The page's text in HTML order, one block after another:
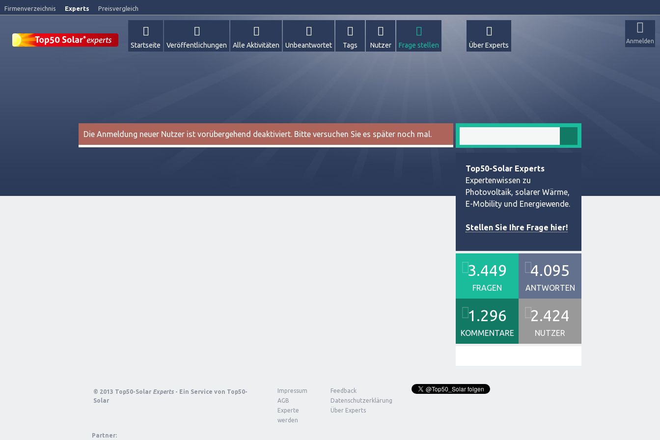
Firmenverzeichnis Experts Preisvergleich
Anmelden
Startseite Veröffentlichungen Alle Aktivitäten Unbeantwortet Tags Nutzer Frage stellen Über Experts
Die Anmeldung neuer Nutzer ist vorübergehend deaktiviert. Bitte versuchen Sie es später noch mal.
Top50-Solar Experts
Expertenwissen zu
Photovoltaik, solarer Wärme,
E-Mobility und Energiewende.
Stellen Sie Ihre Frage hier!
3.449
FRAGEN
4.095
ANTWORTEN
1.296
KOMMENTARE
2.424
NUTZER
© 2013 Top50-Solar Experts - Ein Service von Top50-
Solar
Impressum
Feedback
AGB
Datenschutzerklärung
Experte
werden
Über Experts
Partner: